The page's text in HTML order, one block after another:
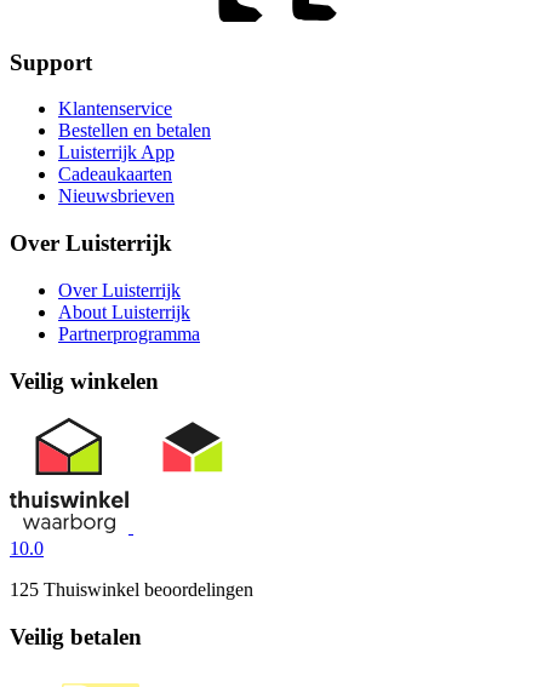
Support
Klantenservice
Bestellen en betalen
Luisterrijk App
Cadeaukaarten
Nieuwsbrieven
Over Luisterrijk
Over Luisterrijk
About Luisterrijk
Partnerprogramma
Veilig winkelen
10.0
125 Thuiswinkel beoordelingen
Veilig betalen